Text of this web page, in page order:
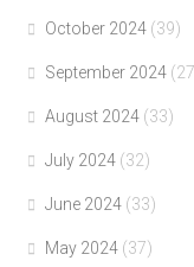
October 2024 (39)
September 2024
August 2024 (33)
July 2024 (32)
June 2024 (33)
May 2024 (37)